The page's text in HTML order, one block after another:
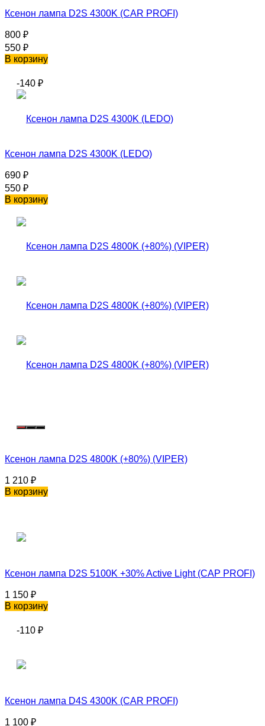
Ксенон лампа D2S 4300K (CAR PROFI)
800 ₽
550 ₽
В корзину
-140 ₽
Ксенон лампа D2S 4300K (LEDO)
690 ₽
550 ₽
В корзину
Ксенон лампа D2S 4800K (+80%) (VIPER)
1 210 ₽
В корзину
Ксенон лампа D2S 5100K +30% Active Light (CAP PROFI)
1 150 ₽
В корзину
-110 ₽
Ксенон лампа D4S 4300K (CAR PROFI)
1 100 ₽